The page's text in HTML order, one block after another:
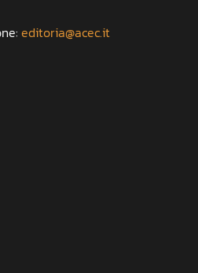
editoria@acec.it